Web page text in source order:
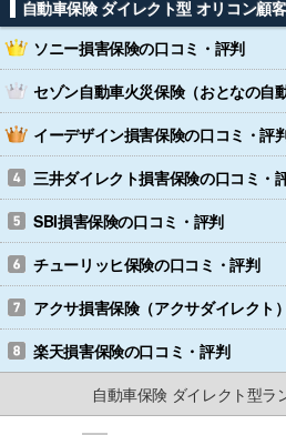
自動車保険 ダイレクト型 オリコン顧
ソニー損害保険の口コミ・評判
セゾン自動車火災保険（おとなの自
イーデザイン損害保険の口コミ・評
三井ダイレクト損害保険の口コミ・
SBI損害保険の口コミ・評判
チューリッヒ保険の口コミ・評判
アクサ損害保険（アクサダイレクト）
楽天損害保険の口コミ・評判
自動車保険 ダイレクト型